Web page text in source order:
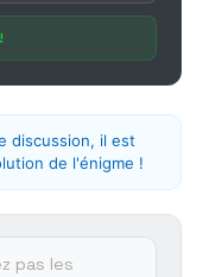
discussion, il est
de l'énigme !